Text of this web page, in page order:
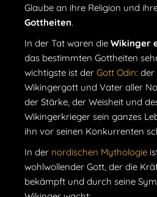
Glaube an ihre Religion und
Gottheiten.
In der Tat waren die Wikinger
das bestimmten Gottheiten
wichtigste ist der Gott Odin:
Wikingergott und Vater aller
der Stärke, der Weisheit und
Wikingerkrieger sein ganzes
ihn vor seinen Konkurrenten
In der nordischen Mythologie
wohlwollender Gott, der die
bekämpft und durch seine